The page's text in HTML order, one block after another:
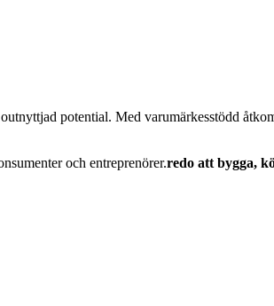
potential. Med varumärkesstödd
och entreprenörer.redo att bygga,